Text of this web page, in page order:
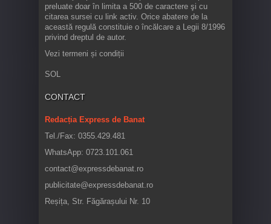
preluate doar în limita a 500 de caractere şi cu
citarea sursei cu link activ. Orice abatere de la
această regulă constituie o încălcare a Legii 8/1996
privind dreptul de autor.
Vezi termeni și condiții
SOL
CONTACT
Redacția Express de Banat
Tel./Fax: 0355.429.481
WhatsApp: 0723.101.061
contact@expressdebanat.ro
publicitate@expressdebanat.ro
Reșița, Str. Făgărașului Nr. 10